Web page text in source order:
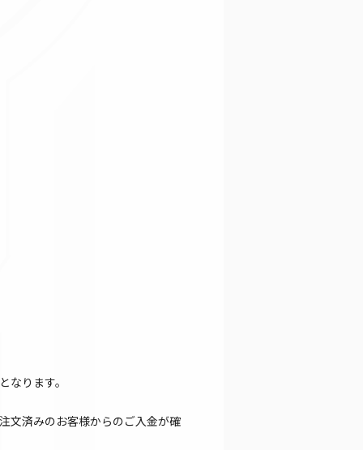
ります。
文済みのお客様からのご入金が確